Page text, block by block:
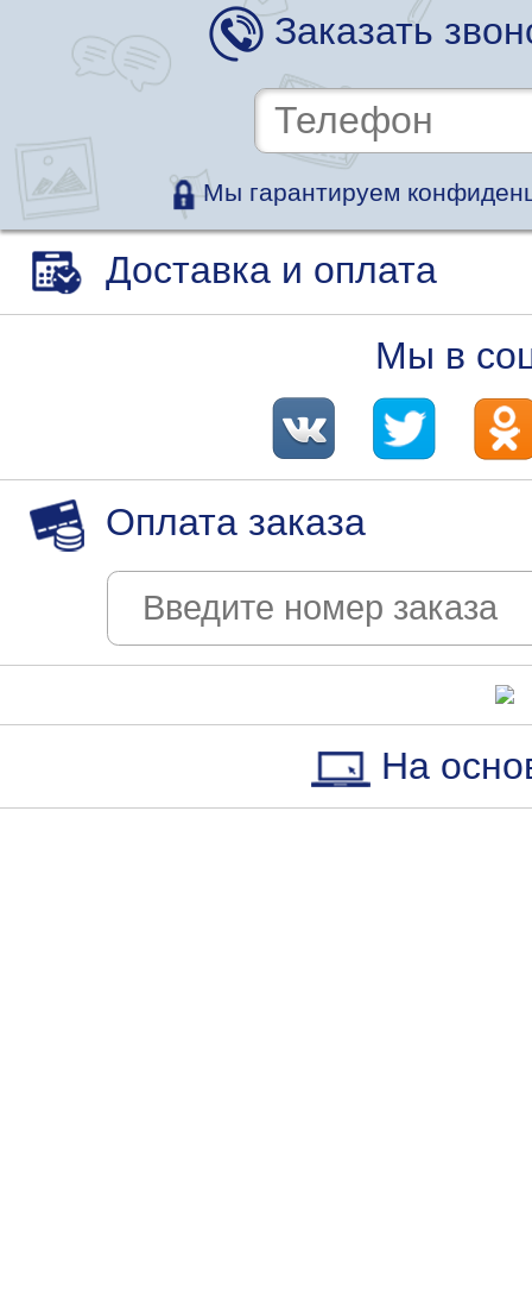
Заказать
Мы гарантируем
Доставка и оплата
Мы в
Оплата заказа
На